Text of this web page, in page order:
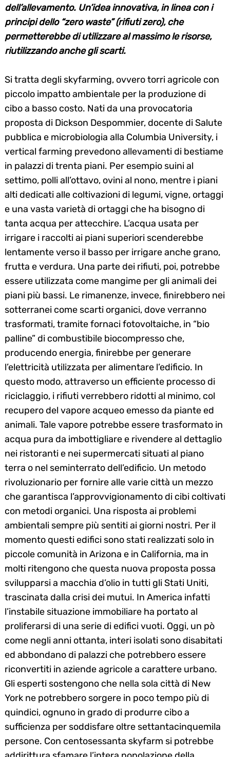
dell’allevamento. Un’idea innovativa, in linea con i
principi dello “zero waste” (rifiuti zero), che
permetterebbe di utilizzare al massimo le risorse,
riutilizzando anche gli scarti.
Si tratta degli skyfarming, ovvero torri agricole con
piccolo impatto ambientale per la produzione di
cibo a basso costo. Nati da una provocatoria
proposta di Dickson Despommier, docente di Salute
pubblica e microbiologia alla Columbia University, i
vertical farming prevedono allevamenti di bestiame
in palazzi di trenta piani. Per esempio suini al
settimo, polli all’ottavo, ovini al nono, mentre i piani
alti dedicati alle coltivazioni di legumi, vigne, ortaggi
e una vasta varietà di ortaggi che ha bisogno di
tanta acqua per attecchire. L’acqua usata per
irrigare i raccolti ai piani superiori scenderebbe
lentamente verso il basso per irrigare anche grano,
frutta e verdura. Una parte dei rifiuti, poi, potrebbe
essere utilizzata come mangime per gli animali dei
piani più bassi. Le rimanenze, invece, finirebbero nei
sotterranei come scarti organici, dove verranno
trasformati, tramite fornaci fotovoltaiche, in “bio
palline” di combustibile biocompresso che,
producendo energia, finirebbe per generare
l’elettricità utilizzata per alimentare l’edificio. In
questo modo, attraverso un efficiente processo di
riciclaggio, i rifiuti verrebbero ridotti al minimo, col
recupero del vapore acqueo emesso da piante ed
animali. Tale vapore potrebbe essere trasformato in
acqua pura da imbottigliare e rivendere al dettaglio
nei ristoranti e nei supermercati situati al piano
terra o nel seminterrato dell’edificio. Un metodo
rivoluzionario per fornire alle varie città un mezzo
che garantisca l’approvvigionamento di cibi coltivati
con metodi organici. Una risposta ai problemi
ambientali sempre più sentiti ai giorni nostri. Per il
momento questi edifici sono stati realizzati solo in
piccole comunità in Arizona e in California, ma in
molti ritengono che questa nuova proposta possa
svilupparsi a macchia d’olio in tutti gli Stati Uniti,
trascinata dalla crisi dei mutui. In America infatti
l’instabile situazione immobiliare ha portato al
proliferarsi di una serie di edifici vuoti. Oggi, un pò
come negli anni ottanta, interi isolati sono disabitati
ed abbondano di palazzi che potrebbero essere
riconvertiti in aziende agricole a carattere urbano.
Gli esperti sostengono che nella sola città di New
York ne potrebbero sorgere in poco tempo più di
quindici, ognuno in grado di produrre cibo a
sufficienza per soddisfare oltre settantacinquemila
persone. Con centosessanta skyfarm si potrebbe